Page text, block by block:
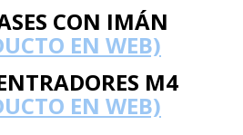
CON IMÁN
EN WEB)
M4
EN WEB)